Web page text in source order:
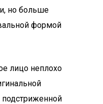
но больше
формой
лицо неплохо